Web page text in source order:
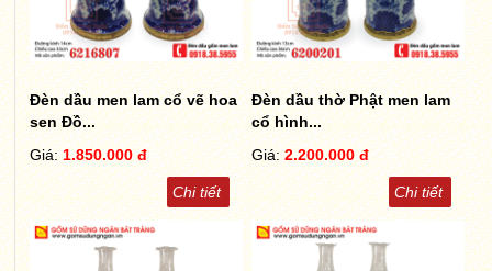
Đèn dầu men lam cổ vẽ hoa
sen Đồ...
Giá:1.850.000 đ
Chi tiết
Đèn dầu thờ Phật men lam
cổ hình...
Giá: 2.200.000 đ
Chi tiết